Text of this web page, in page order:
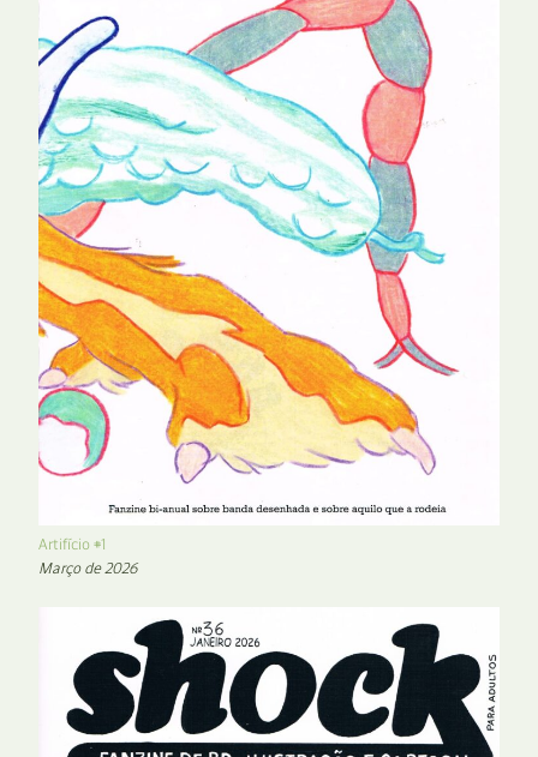
Artifício #1
Março de 2026